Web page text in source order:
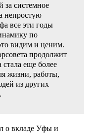
за системное
непростую
все эти годы
по
видим и ценим.
продолжит
еще более
жизни, работы,
из других
о вкладе Уфы и